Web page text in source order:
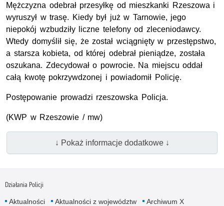
Mężczyzna odebrał przesyłkę od mieszkanki Rzeszowa i
wyruszył w trasę. Kiedy był już w Tarnowie, jego
niepokój wzbudziły liczne telefony od zleceniodawcy.
Wtedy domyślił się, że został wciągnięty w przestępstwo,
a starsza kobieta, od której odebrał pieniądze, została
oszukana. Zdecydował o powrocie. Na miejscu oddał
całą kwotę pokrzywdzonej i powiadomił Policję.
Postępowanie prowadzi rzeszowska Policja.
(KWP w Rzeszowie / mw)
↓ Pokaż informacje dodatkowe ↓
Działania Policji
Aktualności Aktualności z województw
Archiwum X